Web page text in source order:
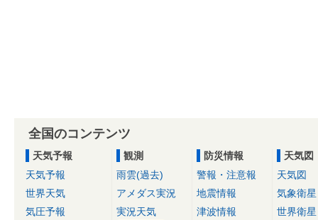
全国のコンテンツ
天気予報
天気予報
世界天気
気圧予報
観測
雨雲(過去)
アメダス実況
実況天気
防災情報
警報・注意報
地震情報
津波情報
天気図
天気図
気象衛星
世界衛星